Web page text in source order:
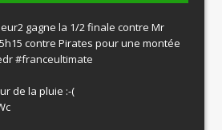
gagne la 1/2 finale contre Mr
contre Pirates pour une montée
#franceultimate
de la pluie :-(